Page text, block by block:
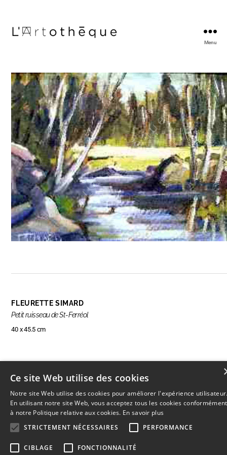
Menu
FLEURETTE SIMARD
Petit ruisseau de St-Ferréol
40 x 45.5 cm
© 2026L'Artothèque
Ce site Web utilise des cookies
Notre site Web utilise des cookies pour améliorer l'expérience
En utilisant notre site Web, vous acceptez tous les cookies conformément
à notre Politique relative aux cookies. En savoir plus
STRICTEMENT NÉCESSAIRES
PERFORMANCE
CIBLAGE FONCTIONNALITÉ